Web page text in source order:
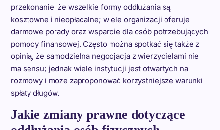
przekonanie, że wszelkie formy oddłużania są
kosztowne i nieopłacalne; wiele organizacji oferuje
darmowe porady oraz wsparcie dla osób potrzebujących
pomocy finansowej. Często można spotkać się także z
opinią, że samodzielna negocjacja z wierzycielami nie
ma sensu; jednak wiele instytucji jest otwartych na
rozmowy i może zaproponować korzystniejsze warunki
spłaty długów.
Jakie zmiany prawne dotyczące